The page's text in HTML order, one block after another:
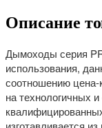
Описание
Дымоходы серия
использования,
соотношению цена-
на технологичных